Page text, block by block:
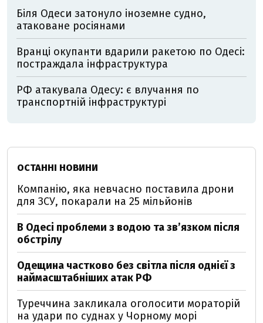
Біля Одеси затонуло іноземне судно,
атаковане росіянами
Вранці окупанти вдарили ракетою по Одесі:
постраждала інфраструктура
РФ атакувала Одесу: є влучання по
транспортній інфраструктурі
ОСТАННІ НОВИНИ
Компанію, яка невчасно поставила дрони
для ЗСУ, покарали на 25 мільйонів
В Одесі проблеми з водою та звʼязком після
обстрілу
Одещина частково без світла після однієї з
наймасштабніших атак РФ
Туреччина закликала оголосити мораторій
на удари по суднах у Чорному морі